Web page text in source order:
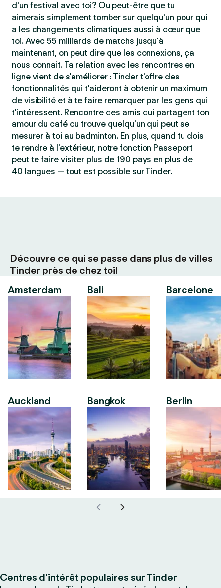
d'un festival avec toi? Ou peut-être que tu
aimerais simplement tomber sur quelqu'un pour qui
a les changements climatiques aussi à cœur que
toi. Avec 55 milliards de matchs jusqu'à
maintenant, on peut dire que les connexions, ça
nous connait. Ta relation avec les rencontres en
ligne vient de s'améliorer : Tinder t'offre des
fonctionnalités qui t'aideront à obtenir un maximum
de visibilité et à te faire remarquer par les gens qui
t'intéressent. Rencontre des amis qui partagent ton
amour du café ou trouve quelqu'un qui peut se
mesurer à toi au badminton. En plus, quand tu dois
te rendre à l'extérieur, notre fonction Passeport
peut te faire visiter plus de 190 pays en plus de
40 langues — tout est possible sur Tinder.
Découvre ce qui se passe dans plus de villes
Tinder près de chez toi!
Amsterdam
Auckland
Bali
Bangkok
Barcelone
Berlin
Centres d’intérêt populaires sur Tinder